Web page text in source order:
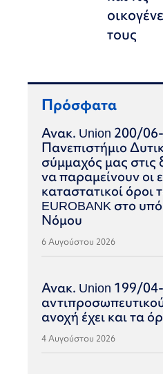
τους
Πρόσφατα
Ανακ. Union 200/
Πανεπιστήμιο
σύμμαχός μας στις
να παραμείνουν οι
καταστατικοί όροι
EUROBANK στο
Νόμου
6 Αυγούστου 2026
Ανακ. Union 199/
ανοχή έχει και τα
4 Αυγούστου 2026